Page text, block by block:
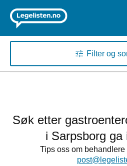
Filter og
Søk etter
i Sarpsborg ga
Tips oss om